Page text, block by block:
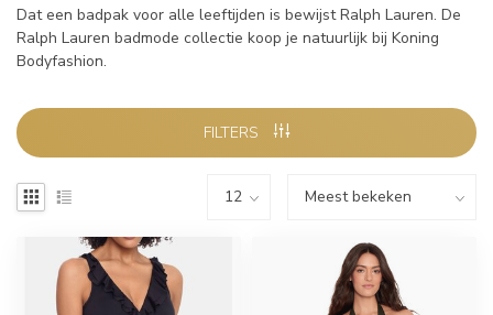
Dat een badpak voor alle leeftijden is bewijst Ralph Lauren. De
Ralph Lauren badmode collectie koop je natuurlijk bij Koning
Bodyfashion.
FILTERS